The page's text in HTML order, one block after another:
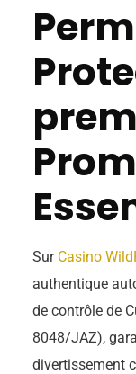
Sur Casino
authentique
de contrôle de
8048/JAZ),
divertissement